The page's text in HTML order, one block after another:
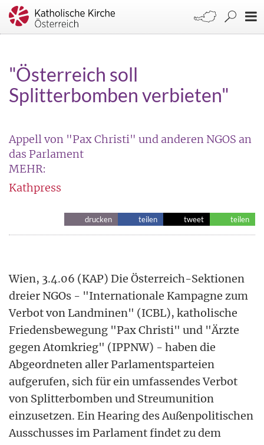
"Österreich soll
Splitterbomben verbieten"
Appell von "Pax Christi" und anderen NGOS an
das Parlament
MEHR:
Kathpress
drucken teilen tweet teilen
Wien, 3.4.06 (KAP) Die Österreich-Sektionen
dreier NGOs - "Internationale Kampagne zum
Verbot von Landminen" (ICBL), katholische
Friedensbewegung "Pax Christi" und "Ärzte
gegen Atomkrieg" (IPPNW) - haben die
Abgeordneten aller Parlamentsparteien
aufgerufen, sich für ein umfassendes Verbot
von Splitterbomben und Streumunition
einzusetzen. Ein Hearing des Außenpolitischen
Ausschusses im Parlament findet zu dem